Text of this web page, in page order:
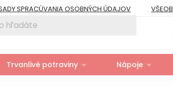
SPRACÚVANIA OSOBNÝCH ÚDAJOV
ZÁSADY POUŽÍVANIA SÚBOROV COOKIES
Trvanlivé potraviny Nápoje